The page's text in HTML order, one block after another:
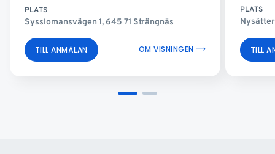
PLATS
Sysslomansvägen 1, 645 71 Strängnäs
TILL ANMÄLAN OM VISNINGEN
PLATS
TILL